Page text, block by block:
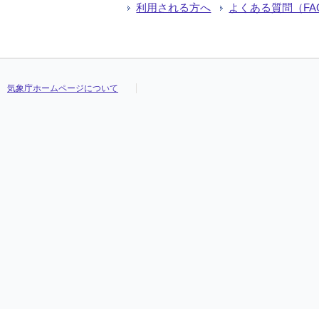
利用される方へ よくある質問（
気象庁ホームページについて